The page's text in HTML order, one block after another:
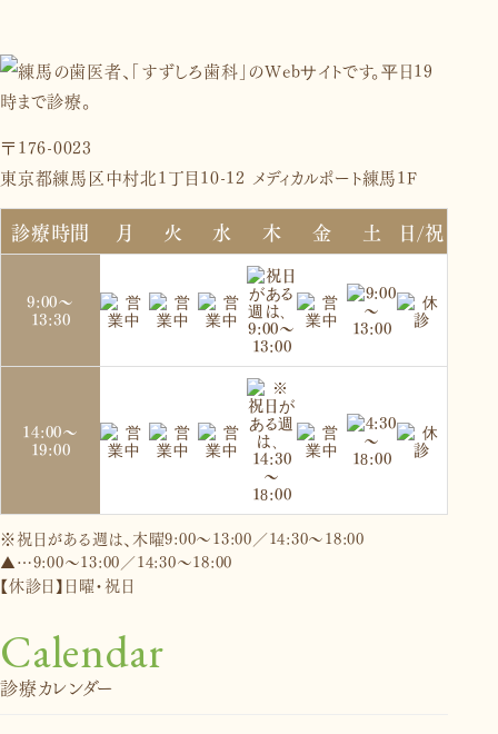
〒176-0023
東京都練馬区中村北1丁目10-12 メディカルポート練馬1F
診療時間 月 火 水 木 金 土 日/祝
9:00～
13:30
14:00～
19:00
※祝日がある週は、木曜9:00～13:00／14:30～18:00
▲…9:00～13:00／14:30～18:00
【休診日】日曜・祝日
Calendar
診療カレンダー